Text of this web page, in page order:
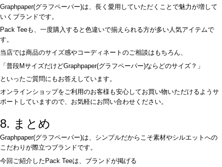
Graphpaper(グラフペーパー)は、長く愛用していただくことで魅力が増して
いくブランドです。
Pack Teeも、一度購入すると色違いで揃えられる方が多い人気アイテムで
す。
当店では商品のサイズ感やコーディネートのご相談はもちろん、
「普段MサイズだけどGraphpaper(グラフペーパー)ならどのサイズ？」
といったご質問にもお答えしています。
オンラインショップをご利用のお客様も安心してお買い物いただけるようサ
ポートしていますので、お気軽にお問い合わせください。
8. まとめ
Graphpaper(グラフペーパー)は、シンプルだからこそ素材やシルエットへの
こだわりが際立つブランドです。
今回ご紹介したPack Teeは、ブランドが掲げる